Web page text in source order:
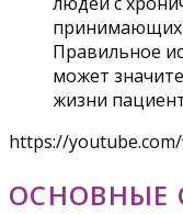
принимающих
Правильное
может
жизни
https://youtube.com/